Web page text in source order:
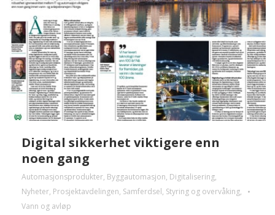
Digital sikkerhet viktigere enn
noen gang
Automasjonsprodukter, Byggautomasjon, Digitalisering,
Nyheter, Prosjektavdelingen, Samferdsel, Styring og overvåking,
Vann og avløp